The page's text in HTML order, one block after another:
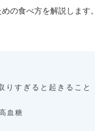
の食べ方を解説します。
りすぎると起きること
血糖